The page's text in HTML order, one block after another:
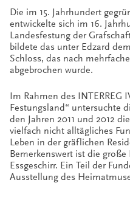
Die im 15. Jahrhundert
entwickelte sich im 16.
Landesfestung der
bildete das unter Edzard
Schloss, das nach
abgebrochen wurde.
Im Rahmen des INTERREG
Festungsland“ untersuchte
den Jahren 2011 und 2012
vielfach nicht alltägliches
Leben in der gräflichen
Bemerkenswert ist die
Essgeschirr. Ein Teil der
Ausstellung des